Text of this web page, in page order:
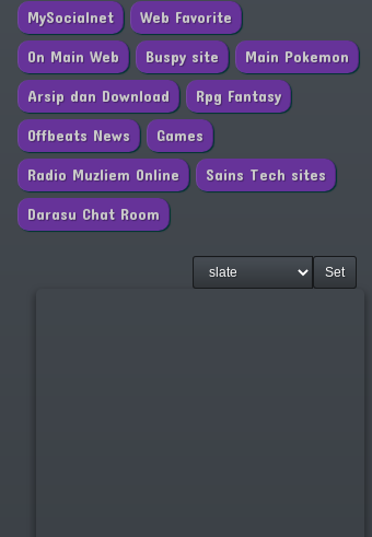
MySocialnet Web Favorite
On Main Web Buspy site Main Pokemon
Arsip dan Download Rpg Fantasy
Offbeats News Games
Radio Muzliem Online Sains Tech sites
Darasu Chat Room